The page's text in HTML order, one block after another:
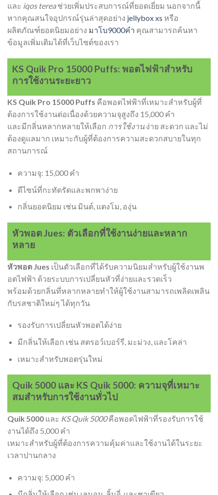
และ iqos tereaช่วยเพิ่มประสบการณ์ที่ยอดเยี่ยม นอกจากนี้
หากคุณสนใจอุปกรณ์รุ่นล่าสุดอย่าง jellybox xs หรือ
ผลิตภัณฑ์ยอดนิยมอย่าง มาโบ9000คํา คุณสามารถค้นหา
ข้อมูลเพิ่มเติมได้ที่เว็บไซต์ของเรา
KS Quik Pro 15000 Puffs: พอตไฟฟ้าสำหรับ
การใช้งานระยะยาว
KS Quik Pro 15000 Puffs คือพอตไฟฟ้าที่เหมาะสำหรับผู้ที่
ต้องการใช้งานต่อเนื่องด้วยความจุสูงถึง 15,000 คำ
และมีกลิ่นหลากหลายให้เลือก การใช้งาน ง่าย สะดวก และไม่
ต้องดูแลมาก เหมาะกับผู้ที่ต้องการความสะดวกสบายในทุก
สถานการณ์
ความจุ: 15,000 คำ
ดีไซน์ที่กะทัดรัดและพกพาง่าย
กลิ่นยอดนิยม เช่น มินต์, แตงโม, องุ่น
หัวพอต Jues: ตัวเลือกที่ใช้งานง่ายและหลาก
หลาย
หัวพอต Jues เป็นตัวเลือกที่ได้รับความนิยมสำหรับผู้ใช้งานพ
อตไฟฟ้า ด้วยระบบการเปลี่ยนหัวที่ง่ายและรวดเร็ว
พร้อมด้วยกลิ่นที่หลากหลายทำให้ผู้ใช้งานสามารถเพลิดเพลิน
กับรสชาติใหม่ๆ ได้ทุกวัน
รองรับการเปลี่ยนหัวพอตได้ง่าย
มีกลิ่นให้เลือก เช่น สตรอว์เบอร์รี, มะม่วง, และโคล่า
เหมาะสำหรับพอตรุ่นใหม่
Quik 5000 และ KS Quik 5000: ความจุที่เหมาะ
สมสำหรับการใช้งานทั่วไป
Quik 5000 และ KS Quik 5000คือพอตไฟฟ้าที่รองรับการใช้
งานได้ถึง 5,000 คำ
เหมาะสำหรับผู้ที่ต้องการความคุ้มค่าและใช้งานได้ในระยะ
เวลาปานกลาง
ความจุ: 5,000 คำ